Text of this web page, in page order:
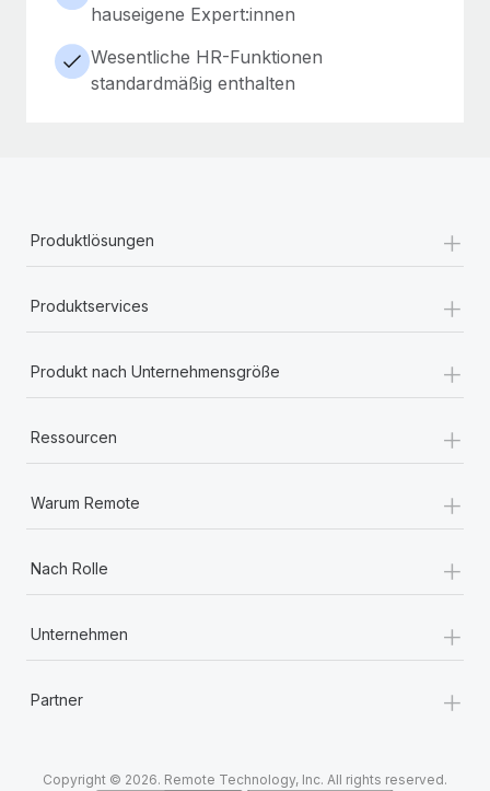
hauseigene Expert:innen
Wesentliche HR-Funktionen
standardmäßig enthalten
Produktlösungen +
Produktservices +
Produkt nach Unternehmensgröße +
Ressourcen +
Warum Remote +
Nach Rolle +
Unternehmen +
Partner +
Copyright © 2026. Remote Technology, Inc. All rights reserved.